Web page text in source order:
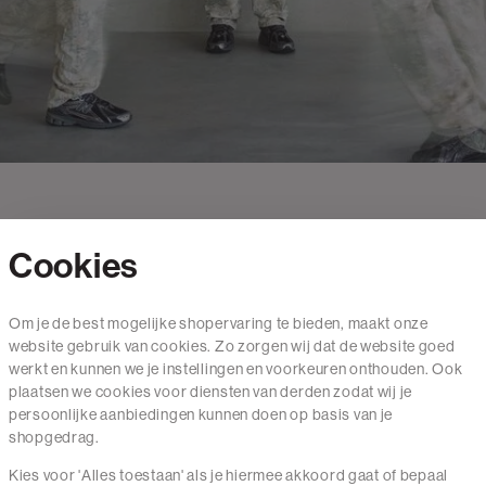
Mail ons
020 - 3412 650
Van maandag t/m vrijdag van 8.30 uur tot 18.00 uur.
Cookies
Om je de best mogelijke shopervaring te bieden, maakt onze
website gebruik van cookies. Zo zorgen wij dat de website goed
werkt en kunnen we je instellingen en voorkeuren onthouden. Ook
plaatsen we cookies voor diensten van derden zodat wij je
persoonlijke aanbiedingen kunnen doen op basis van je
shopgedrag.
Kies voor 'Alles toestaan' als je hiermee akkoord gaat of bepaal